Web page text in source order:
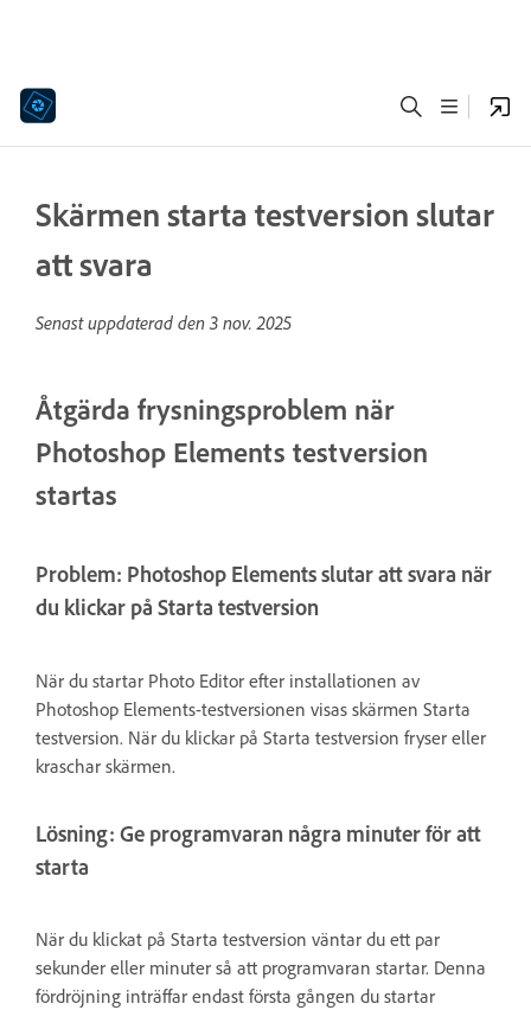
Skärmen starta testversion slutar
att svara
Senast uppdaterad den 3 nov. 2025
Åtgärda frysningsproblem när
Photoshop Elements testversion
startas
Problem: Photoshop Elements slutar att svara när
du klickar på Starta testversion
När du startar Photo Editor efter installationen av
Photoshop Elements-testversionen visas skärmen Starta
testversion. När du klickar på Starta testversion fryser eller
kraschar skärmen.
Lösning: Ge programvaran några minuter för att
starta
När du klickat på Starta testversion väntar du ett par
sekunder eller minuter så att programvaran startar. Denna
fördröjning inträffar endast första gången du startar